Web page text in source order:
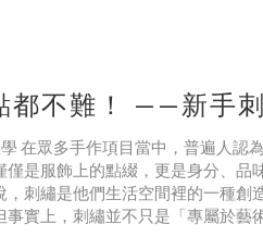
都不難！ ——新手
在眾多手作項目當中，普遍人認
是服飾上的點綴，更是身分、
刺繡是他們生活空間裡的一種
實上，刺繡並不只是「專屬於